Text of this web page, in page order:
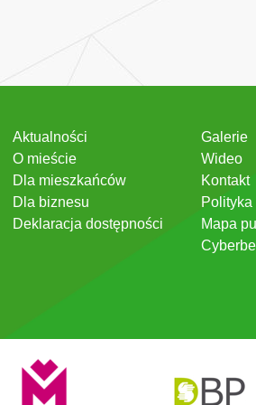
Aktualności
O mieście
Dla mieszkańców
Dla biznesu
Deklaracja dostępności
Galerie
Wideo
Kontakt
Mapa